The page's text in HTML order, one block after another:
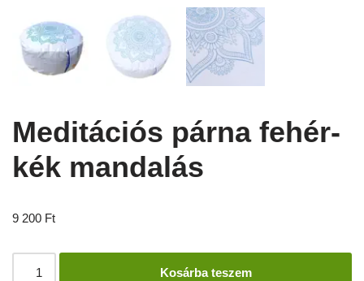
Meditációs párna fehér-
kék mandalás
9 200 Ft
Kosárba teszem